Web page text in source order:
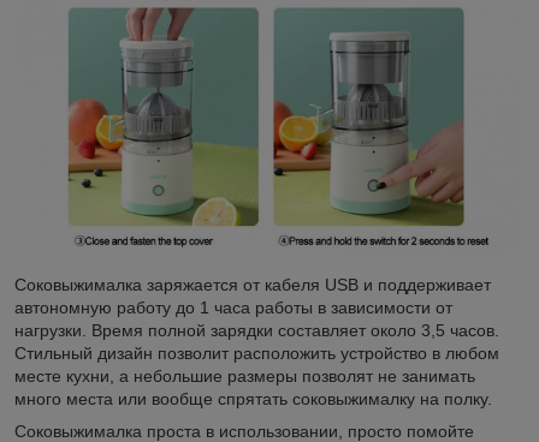
Соковыжималка заряжается от кабеля USB и поддерживает
автономную работу до 1 часа работы в зависимости от
нагрузки. Время полной зарядки составляет около 3,5 часов.
Стильный дизайн позволит расположить устройство в любом
месте кухни, а небольшие размеры позволят не занимать
много места или вообще спрятать соковыжималку на полку.
Соковыжималка проста в использовании, просто помойте